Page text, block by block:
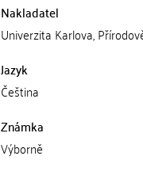
Nakladatel
Univerzita Karlova,
Jazyk
Čeština
Známka
Výborně